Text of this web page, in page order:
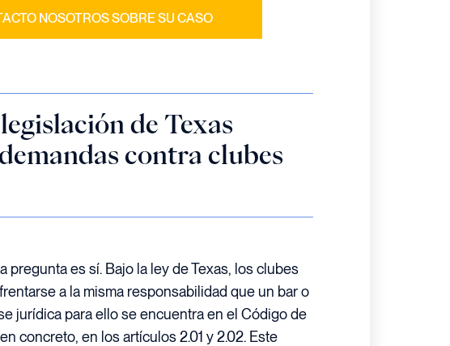
NOSOTROS SOBRE SU CASO
de Texas
contra clubes
pregunta es sí. Bajo la ley de Texas, los clubes
a la misma responsabilidad que un bar o
jurídica para ello se encuentra en el Código de
concreto, en los artículos 2.01 y 2.02. Este